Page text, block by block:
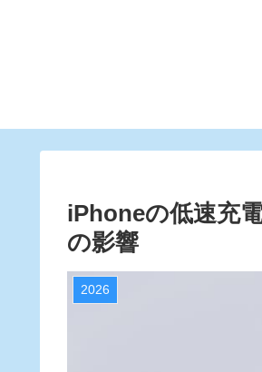
iPhoneの低速充
の影響
2026